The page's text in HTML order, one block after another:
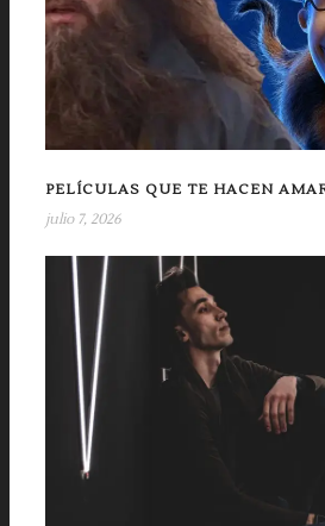
PELÍCULAS QUE TE HACEN
julio 7, 2026